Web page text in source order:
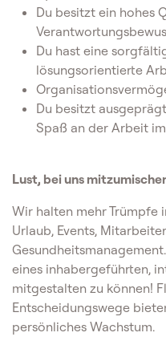
Du besitzt ein hohes
Du hast eine
lösungsorientierte
Du besitzt
Spaß an der Arbeit im
Lust, bei uns
Wir halten mehr Trümpfe
Urlaub, Events,
eines inhabergeführten,
mitgestalten zu können!
Entscheidungswege
persönliches Wachstum.